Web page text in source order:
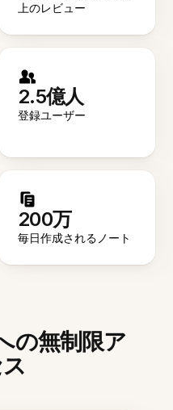
上のレビュー
2.5億人
登録ユーザー
200万
毎日作成されるノート
の無制限ア